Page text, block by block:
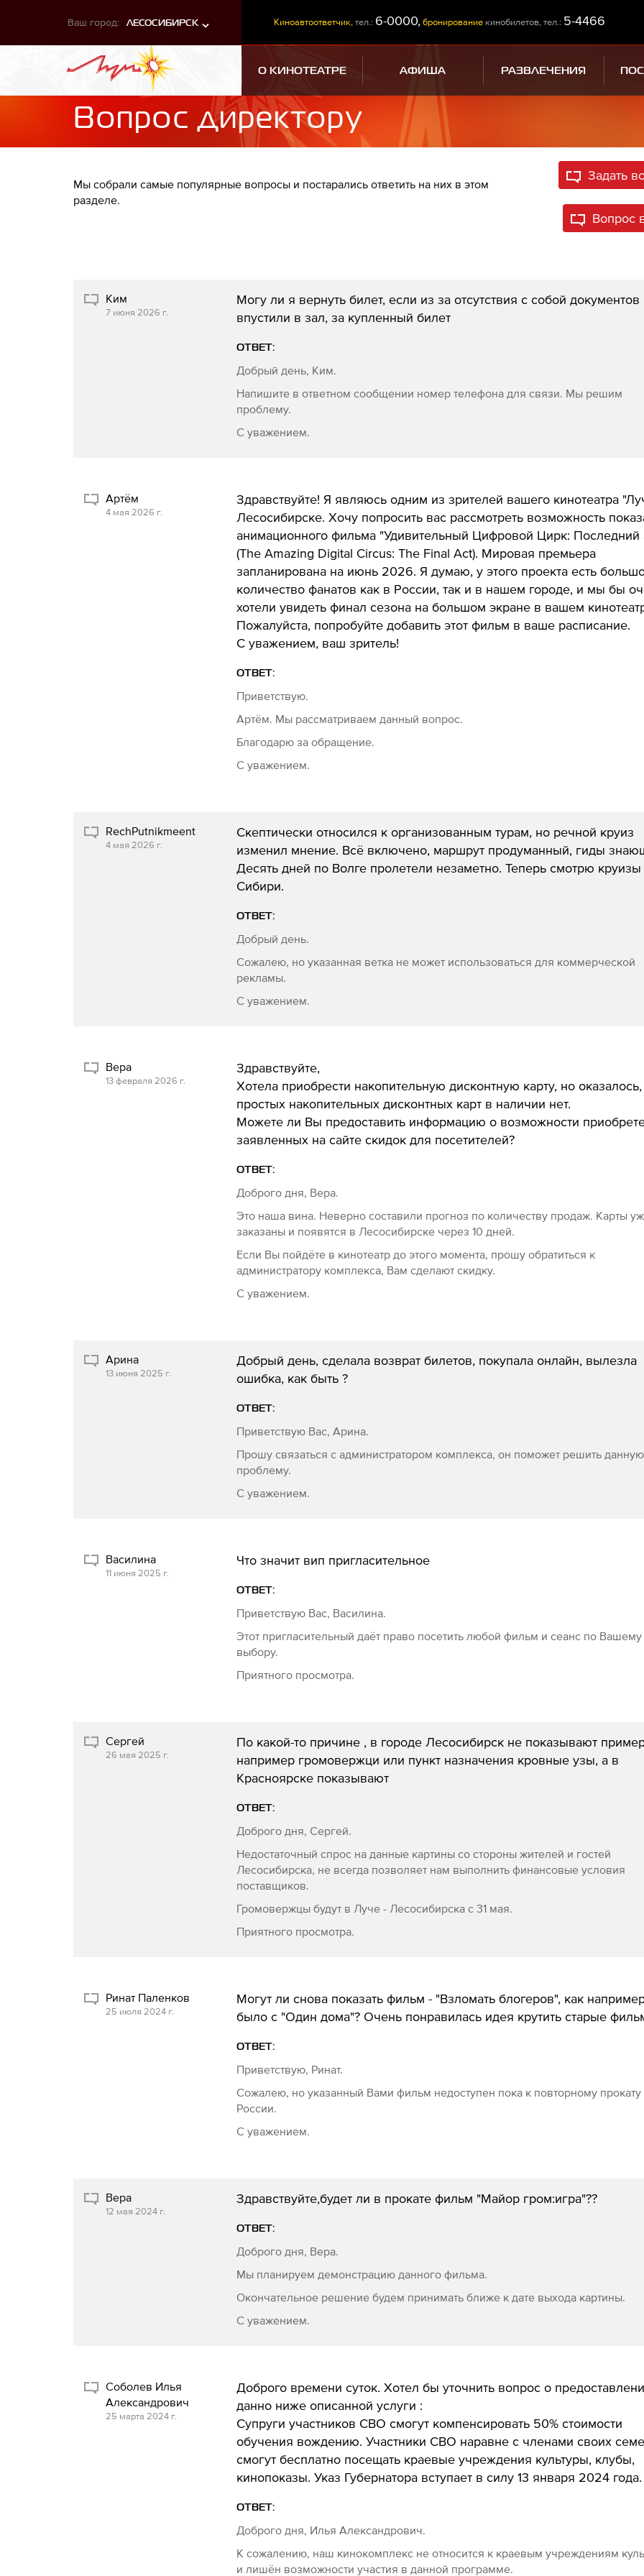
Ваш город: ЛЕСОСИБИРСК Киноавтоответчик, тел.: 6-0000, бронирование кинобилетов, тел.: 5-4466
О КИНОТЕАТРЕ АФИША РАЗВЛЕЧЕНИЯ
Вопрос директору
Мы собрали самые популярные вопросы и постарались ответить на них в этом
разделе.
Задать
Вопрос
Ким
7 июня 2026 г.
Могу ли я вернуть билет, если из за отсутствия с собой документов
впустили в зал, за купленный билет
ОТВЕТ:
Добрый день, Ким.
Напишите в ответном сообщении номер телефона для связи. Мы решим
проблему.
С уважением.
Артëм
4 мая 2026 г.
Здравствуйте! Я являюсь одним из зрителей вашего кинотеатра
Лесосибирске. Хочу попросить вас рассмотреть возможность
анимационного фильма "Удивительный Цифровой Цирк: Последний
(The Amazing Digital Circus: The Final Act). Мировая премьера
запланирована на июнь 2026. Я думаю, у этого проекта есть
количество фанатов как в России, так и в нашем городе, и мы бы
хотели увидеть финал сезона на большом экране в вашем
Пожалуйста, попробуйте добавить этот фильм в ваше расписание.
С уважением, ваш зритель!
ОТВЕТ:
Приветствую.
Артём. Мы рассматриваем данный вопрос.
Благодарю за обращение.
С уважением.
RechPutnikmeent
4 мая 2026 г.
Скептически относился к организованным турам, но речной круиз
изменил мнение. Всё включено, маршрут продуманный, гиды
Десять дней по Волге пролетели незаметно. Теперь смотрю
Сибири.
ОТВЕТ:
Добрый день.
Сожалею, но указанная ветка не может использоваться для коммерческой
рекламы.
С уважением.
Вера
13 февраля 2026 г.
Здравствуйте,
Хотела приобрести накопительную дисконтную карту, но оказалось,
простых накопительных дисконтных карт в наличии нет.
Можете ли Вы предоставить информацию о возможности
заявленных на сайте скидок для посетителей?
ОТВЕТ:
Доброго дня, Вера.
Это наша вина. Неверно составили прогноз по количеству продаж. Карты
заказаны и появятся в Лесосибирске через 10 дней.
Если Вы пойдёте в кинотеатр до этого момента, прошу обратиться к
администратору комплекса, Вам сделают скидку.
С уважением.
Арина
13 июня 2025 г.
Добрый день, сделала возврат билетов, покупала онлайн, вылезла
ошибка, как быть ?
ОТВЕТ:
Приветствую Вас, Арина.
Прошу связаться с администратором комплекса, он поможет решить данную
проблему.
С уважением.
Василина
11 июня 2025 г.
Что значит вип пригласительное
ОТВЕТ:
Приветствую Вас, Василина.
Этот пригласительный даёт право посетить любой фильм и сеанс по Вашему
выбору.
Приятного просмотра.
Сергей
26 мая 2025 г.
По какой-то причине , в городе Лесосибирск не показывают
например громовержци или пункт назначения кровные узы, а в
Красноярске показывают
ОТВЕТ:
Доброго дня, Сергей.
Недостаточный спрос на данные картины со стороны жителей и гостей
Лесосибирска, не всегда позволяет нам выполнить финансовые условия
поставщиков.
Громовержцы будут в Луче - Лесосибирска с 31 мая.
Приятного просмотра.
Ринат Паленков
25 июля 2024 г.
Могут ли снова показать фильм - "Взломать блогеров", как
было с "Один дома"? Очень понравилась идея крутить старые
ОТВЕТ:
Приветствую, Ринат.
Сожалею, но указанный Вами фильм недоступен пока к повторному прокату
России.
С уважением.
Вера
12 мая 2024 г.
Здравствуйте,будет ли в прокате фильм "Майор гром:игра"??
ОТВЕТ:
Доброго дня, Вера.
Мы планируем демонстрацию данного фильма.
Окончательное решение будем принимать ближе к дате выхода картины.
С уважением.
Соболев Илья
Александрович
25 марта 2024 г.
Доброго времени суток. Хотел бы уточнить вопрос о
данно ниже описанной услуги :
Супруги участников СВО смогут компенсировать 50% стоимости
обучения вождению. Участники СВО наравне с членами своих
смогут бесплатно посещать краевые учреждения культуры, клубы,
кинопоказы. Указ Губернатора вступает в силу 13 января 2024 года.
ОТВЕТ:
Доброго дня, Илья Александрович.
К сожалению, наш кинокомплекс не относится к краевым учреждениям
и лишён возможности участия в данной программе.